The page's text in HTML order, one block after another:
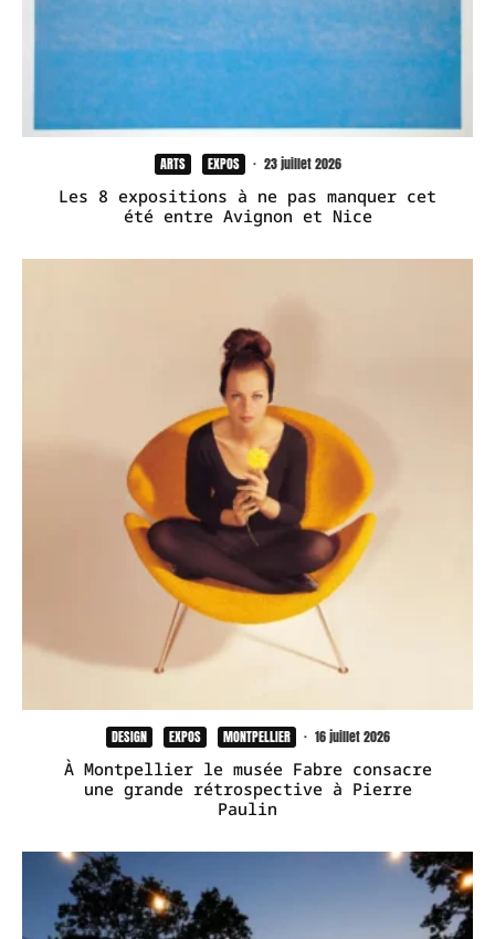
ARTS EXPOS · 23 juillet 2026
Les 8 expositions à ne pas manquer cet
été entre Avignon et Nice
DESIGN EXPOS MONTPELLIER · 16 juillet 2026
À Montpellier le musée Fabre consacre
une grande rétrospective à Pierre
Paulin